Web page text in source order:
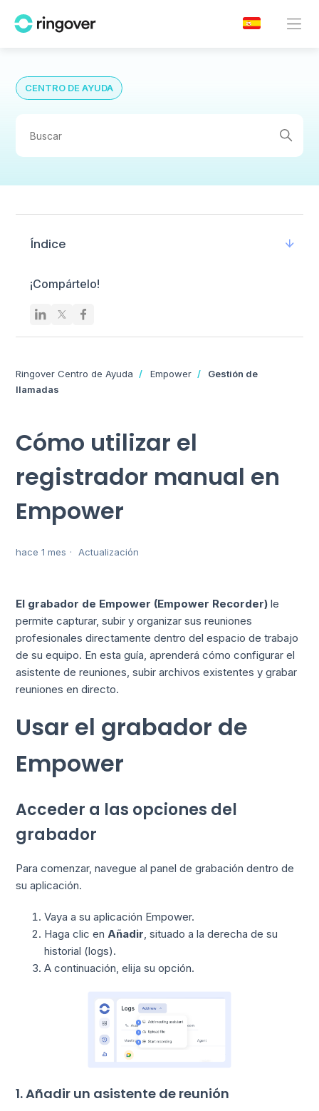
CENTRO DE AYUDA
Índice
¡Compártelo!
Ringover Centro de Ayuda Empower
Gestión de
llamadas
Cómo utilizar el
registrador manual en
Empower
hace 1 mes Actualización
El grabador de Empower (Empower Recorder) le
permite capturar, subir y organizar sus reuniones
profesionales directamente dentro del espacio de trabajo
de su equipo. En esta guía, aprenderá cómo configurar el
asistente de reuniones, subir archivos existentes y grabar
reuniones en directo.
Usar el grabador de
Empower
Acceder a las opciones del
grabador
Para comenzar, navegue al panel de grabación dentro de
su aplicación.
Vaya a su aplicación Empower.
Haga clic enAñadir, situado a la derecha de su
historial (logs).
A continuación, elija su opción.
1. Añadir un asistente de reunión